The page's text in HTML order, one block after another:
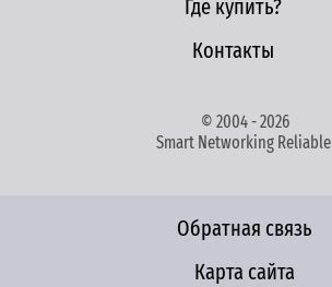
Где купить?
Контакты
© 2004 - 2026
Smart Networking Reliable
Обратная связь
Карта сайта